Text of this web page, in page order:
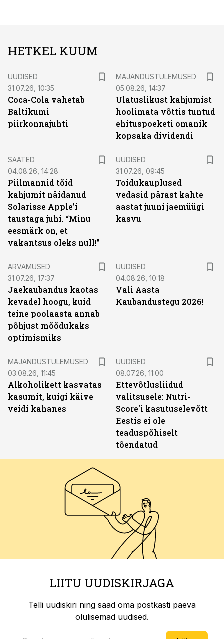
HETKEL KUUM
UUDISED
31.07.26, 10:35
Coca-Cola vahetab
Baltikumi
piirkonnajuhti
MAJANDUSTULEMUSED
05.08.26, 14:37
Ulatuslikust kahjumist
hoolimata võttis tuntud
ehituspoeketi omanik
kopsaka dividendi
SAATED
04.08.26, 14:28
Piilmannid tõid
kahjumit näidanud
Solarisse Apple’i
taustaga juhi. “Minu
eesmärk on, et
vakantsus oleks null!”
UUDISED
31.07.26, 09:45
Toidukauplused
vedasid pärast kahte
aastat juuni jaemüügi
kasvu
ARVAMUSED
31.07.26, 17:37
Jaekaubandus kaotas
kevadel hoogu, kuid
teine poolaasta annab
põhjust mõõdukaks
optimismiks
UUDISED
04.08.26, 10:18
Vali Aasta
Kaubandustegu 2026!
MAJANDUSTULEMUSED
03.08.26, 11:45
Alkoholikett kasvatas
kasumit, kuigi käive
veidi kahanes
UUDISED
08.07.26, 11:00
Ettevõtlusliidud
valitsusele: Nutri-
Score'i kasutuselevõtt
Eestis ei ole
teaduspõhiselt
tõendatud
LIITU UUDISKIRJAGA
Telli uudiskiri ning saad oma postkasti päeva
olulisemad uudised.